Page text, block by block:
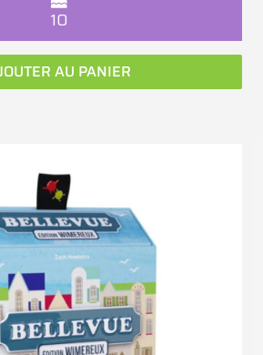
10
AU PANIER